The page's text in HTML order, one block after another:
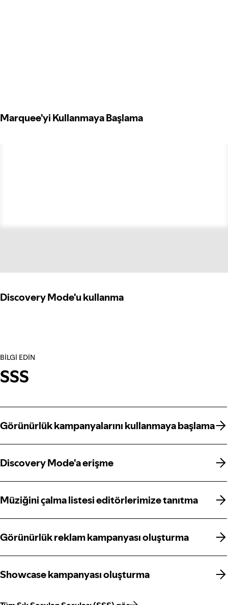
Marquee'yi Kullanmaya Başlama
Discovery Mode'u kullanma
BILGI EDIN
SSS
Görünürlük kampanyalarını kullanmaya başlama
Görünürlük kampanyalarını kullanmaya başlama
Discovery Mode'a erişme
Discovery Mode'a erişme
Müziğini çalma listesi editörlerimize tanıtma
Müziğini çalma listesi editörlerimize tanıtma
Görünürlük reklam kampanyası oluşturma
Görünürlük reklam kampanyası oluşturma
Showcase kampanyası oluşturma
Showcase kampanyası oluşturma